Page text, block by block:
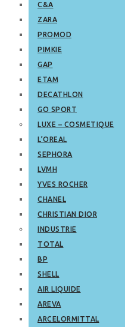
C&A
ZARA
PROMOD
PIMKIE
GAP
ETAM
DECATHLON
GO SPORT
LUXE – COSMETIQUE
L’OREAL
SEPHORA
LVMH
YVES ROCHER
CHANEL
CHRISTIAN DIOR
INDUSTRIE
TOTAL
BP
SHELL
AIR LIQUIDE
AREVA
ARCELORMITTAL